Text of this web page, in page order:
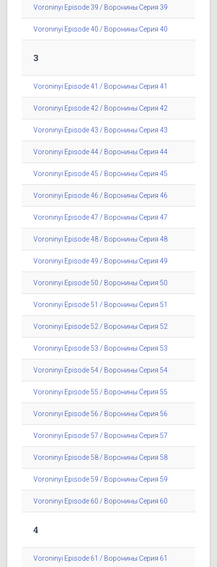
Voroninyi Episode 39 / Воронины Серия 39
Voroninyi Episode 40 / Воронины Серия 40
3
Voroninyi Episode 41 / Воронины Серия 41
Voroninyi Episode 42 / Воронины Серия 42
Voroninyi Episode 43 / Воронины Серия 43
Voroninyi Episode 44 / Воронины Серия 44
Voroninyi Episode 45 / Воронины Серия 45
Voroninyi Episode 46 / Воронины Серия 46
Voroninyi Episode 47 / Воронины Серия 47
Voroninyi Episode 48 / Воронины Серия 48
Voroninyi Episode 49 / Воронины Серия 49
Voroninyi Episode 50 / Воронины Серия 50
Voroninyi Episode 51 / Воронины Серия 51
Voroninyi Episode 52 / Воронины Серия 52
Voroninyi Episode 53 / Воронины Серия 53
Voroninyi Episode 54 / Воронины Серия 54
Voroninyi Episode 55 / Воронины Серия 55
Voroninyi Episode 56 / Воронины Серия 56
Voroninyi Episode 57 / Воронины Серия 57
Voroninyi Episode 58 / Воронины Серия 58
Voroninyi Episode 59 / Воронины Серия 59
Voroninyi Episode 60 / Воронины Серия 60
4
Voroninyi Episode 61 / Воронины Серия 61